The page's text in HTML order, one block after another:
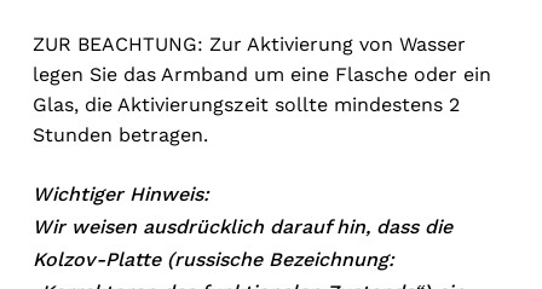
ZUR BEACHTUNG: Zur Aktivierung von Wasser
legen Sie das Armband um eine Flasche oder ein
Glas, die Aktivierungszeit sollte mindestens 2
Stunden betragen.
Wichtiger Hinweis:
Wir weisen ausdrücklich darauf hin, dass die
Kolzov-Platte (russische Bezeichnung: